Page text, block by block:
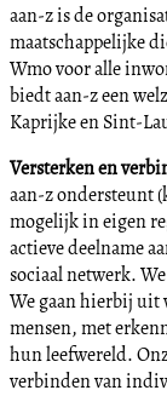
aan-z is de
maatschappelijke
Wmo voor alle
biedt aan-z een
Kaprijke en Sint-
Versterken en
aan-z ondersteunt
mogelijk in eigen
actieve deelname
sociaal netwerk.
We gaan hierbij uit
mensen, met
hun leefwereld.
verbinden van